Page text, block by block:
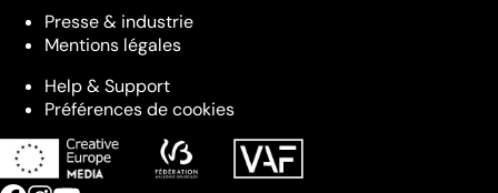
Presse & industrie
Mentions légales
Help & Support
Préférences de cookies